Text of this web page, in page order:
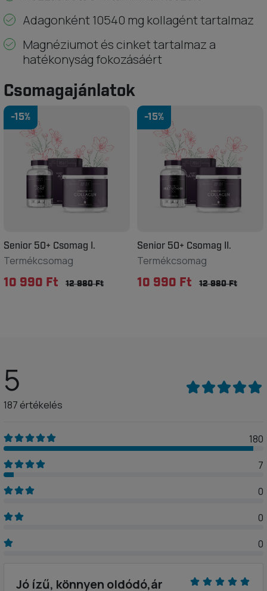
Adagonként 10540 mg kollagént tartalmaz
Magnéziumot és cinket tartalmaz a
hatékonyság fokozásáért
Csomagajánlatok
-15%
Senior 50+ Csomag I.
Termékcsomag
10 990 Ft 12 980 Ft
-15%
Senior 50+ Csomag II.
Termékcsomag
10 990 Ft 12 980 Ft
5
187 értékelés
180
7
0
0
0
Jó ízű, könnyen oldódó,ár